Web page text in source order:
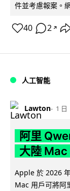
件並考慮報案。
40 2 ↗
人工智能
Lawton 1 日
阿里
大陸 Mac
Apple 於 2026
Mac 用戶可將阿